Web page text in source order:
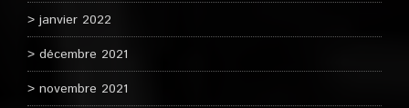
janvier 2022
décembre 2021
novembre 2021